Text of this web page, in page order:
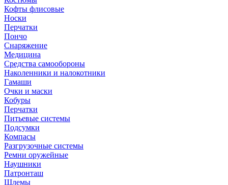
Кофты флисовые
Носки
Перчатки
Пончо
Снаряжение
Медицина
Средства самообороны
Наколенники и налокотники
Гамаши
Очки и маски
Кобуры
Перчатки
Питьевые системы
Подсумки
Компасы
Разгрузочные системы
Ремни оружейные
Наушники
Патронташ
Шлемы